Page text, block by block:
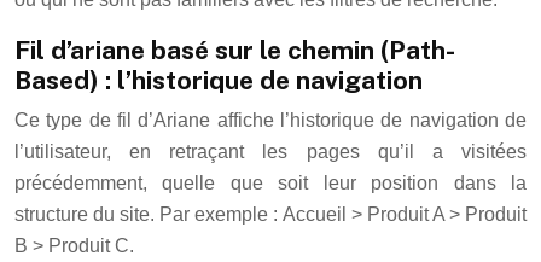
Fil d’ariane basé sur le chemin (Path-
Based) : l’historique de navigation
Ce type de fil d’Ariane affiche l’historique de navigation de
l’utilisateur, en retraçant les pages qu’il a visitées
précédemment, quelle que soit leur position dans la
structure du site. Par exemple : Accueil > Produit A > Produit
B > Produit C.